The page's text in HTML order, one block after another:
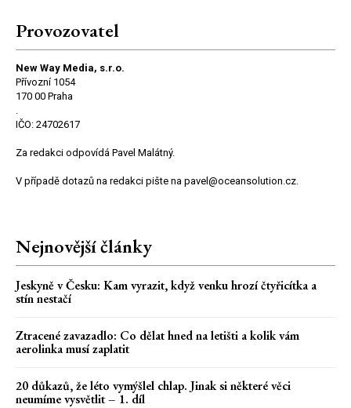
Provozovatel
New Way Media, s.r.o.
Přívozní 1054
170 00 Praha
.
IČO: 24702617
Za redakci odpovídá Pavel Malátný.
V případě dotazů na redakci pište na pavel@oceansolution.cz.
Nejnovější články
Jeskyně v Česku: Kam vyrazit, když venku hrozí čtyřicítka a
stín nestačí
Ztracené zavazadlo: Co dělat hned na letišti a kolik vám
aerolinka musí zaplatit
20 důkazů, že léto vymýšlel chlap. Jinak si některé věci
neumíme vysvětlit – 1. díl